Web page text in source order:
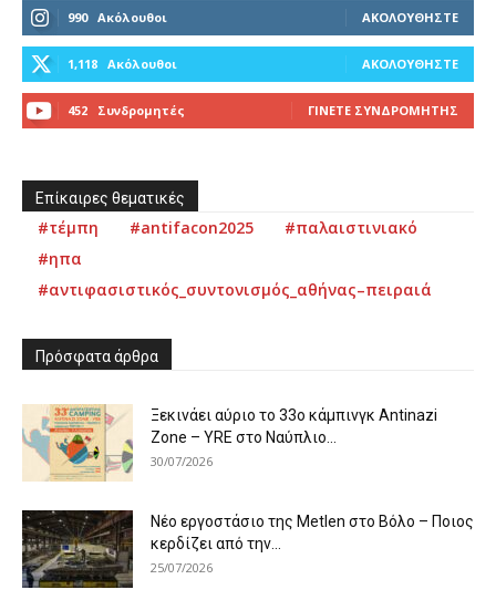
990 Ακόλουθοι ΑΚΟΛΟΥΘΉΣΤΕ
1,118 Ακόλουθοι ΑΚΟΛΟΥΘΉΣΤΕ
452 Συνδρομητές ΓΊΝΕΤΕ ΣΥΝΔΡΟΜΗΤΉΣ
Επίκαιρες θεματικές
#τέμπη #antifacon2025
#παλαιστινιακό
#ηπα
#αντιφασιστικός_συντονισμός_αθήνας–πειραιά
Πρόσφατα άρθρα
Ξεκινάει αύριο το 33ο κάμπινγκ Antinazi
Zone – YRE στο Ναύπλιο...
30/07/2026
Νέο εργοστάσιο της Metlen στο Βόλο – Ποιος
κερδίζει από την...
25/07/2026